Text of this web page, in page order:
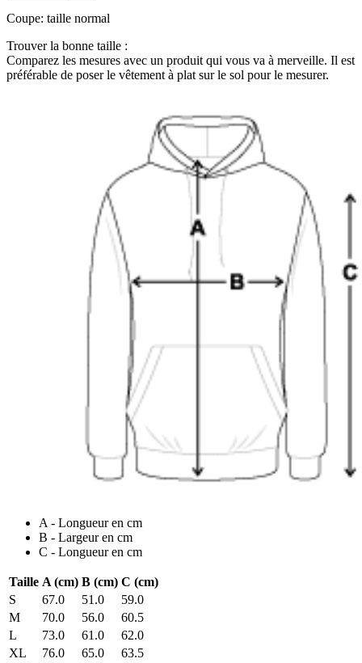
Coupe: taille normal
Trouver la bonne taille :
Comparez les mesures avec un produit qui vous va à merveille. Il est
préférable de poser le vêtement à plat sur le sol pour le mesurer.
A - Longueur en cm
B - Largeur en cm
C - Longueur en cm
Taille A (cm) B (cm) C (cm)
S
67.0 51.0
59.0
M
70.0 56.0
60.5
L
73.0 61.0
62.0
XL
76.0 65.0
63.5